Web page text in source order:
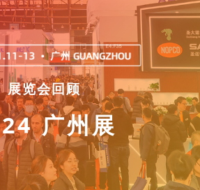
展览会回顾
广州展